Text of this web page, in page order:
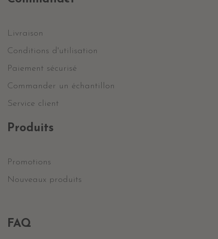
Livraison
Conditions d'utilisation
Paiement sécurisé
Commander un échantillon
Service client
Produits
Promotions
Nouveaux produits
FAQ